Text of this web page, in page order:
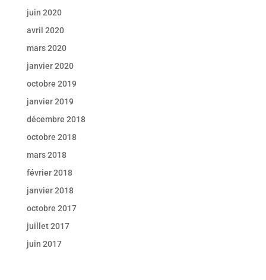
juin 2020
avril 2020
mars 2020
janvier 2020
octobre 2019
janvier 2019
décembre 2018
octobre 2018
mars 2018
février 2018
janvier 2018
octobre 2017
juillet 2017
juin 2017